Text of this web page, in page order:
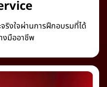
ริงใจผ่านการฝึกอบรมที่ได้
งมืออาชีพ